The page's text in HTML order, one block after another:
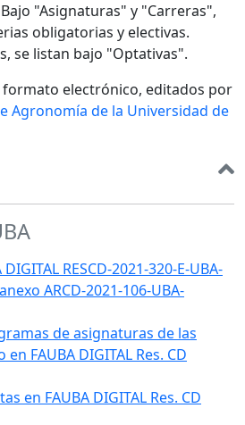
"Asignaturas" y "Carreras",
obligatorias y electivas.
se listan bajo "Optativas".
formato electrónico, editados por
Agronomía de la Universidad de
RESCD-2021-320-E-UBA-
anexo ARCD-2021-106-UBA-
de asignaturas de las
FAUBA DIGITAL Res. CD
en FAUBA DIGITAL Res. CD